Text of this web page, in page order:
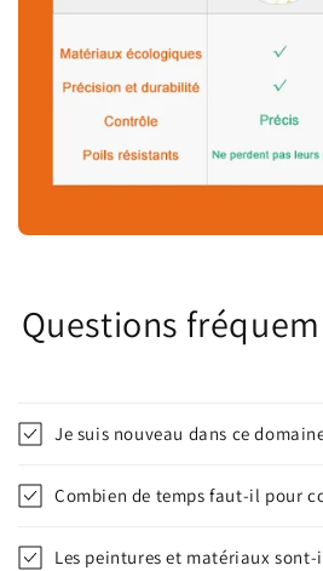
Questions
Je suis nouveau dans ce
Combien de temps faut-il pour
Les peintures et matériaux sont-